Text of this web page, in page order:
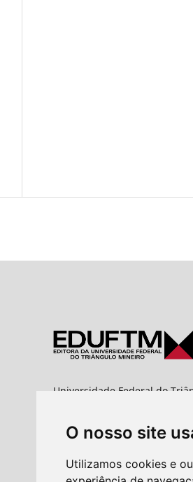
O nosso site
Utilizamos cookies e
Universidade Federal do
CEP: 38025-350 - Uberaba/
Contato